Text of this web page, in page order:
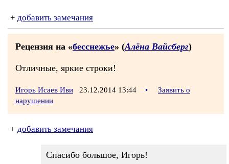
+ добавить замечания
Рецензия на «бесснежье» (Алёна Вайсберг)
Отличные, яркие строки!
Игорь Исаев Иви 23.12.2014 13:44 •
Заявить о
нарушении
+ добавить замечания
Спасибо большое, Игорь!